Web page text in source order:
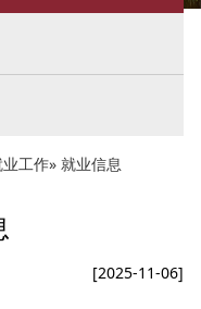
工作» 就业信息
[2025-11-06]